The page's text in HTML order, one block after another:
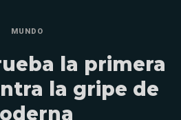
MUNDO
la primera
la gripe de